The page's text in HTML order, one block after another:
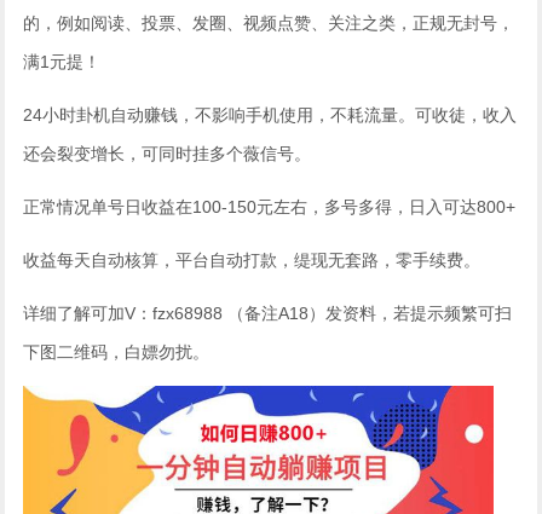
的，例如阅读、投票、发圈、视频点赞、关注之类，正规无封号，
满1元提！
24小时卦机自动赚钱，不影响手机使用，不耗流量。可收徒，收入
还会裂变增长，可同时挂多个薇信号。
正常情况单号日收益在100-150元左右，多号多得，日入可达800+
收益每天自动核算，平台自动打款，缇现无套路，零手续费。
详细了解可加V：fzx68988 （备注A18）发资料，若提示频繁可扫
下图二维码，白嫖勿扰。